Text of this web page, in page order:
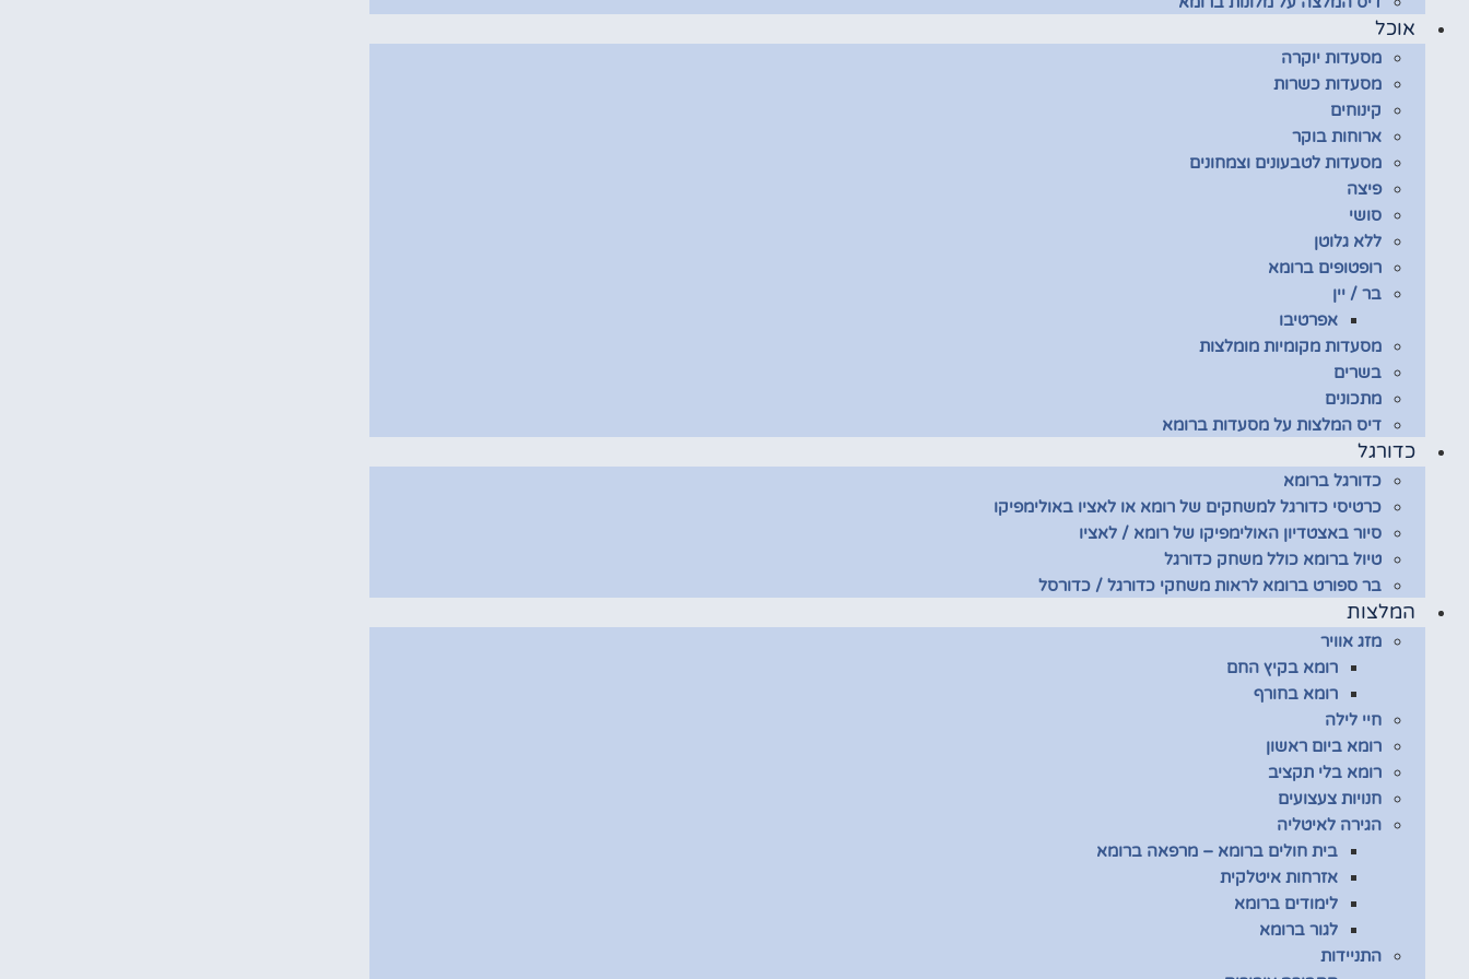
אוכל
מסעדות יוקרה
מסעדות כשרות
קינוחים
ארוחות בוקר
מסעדות לטבעונים וצמחונים
פיצה
סושי
ללא גלוטן
רופטופים ברומא
בר / יין
אפרטיבו
מסעדות מקומיות מומלצות
בשרים
מתכונים
דיס המלצות על מסעדות ברומא
כדורגל
כדורגל ברומא
כרטיסי כדורגל למשחקים של רומא או לאציו באולימפיקו
סיור באצטדיון האולימפיקו של רומא / לאציו
טיול ברומא כולל משחק כדורגל
בר ספורט ברומא לראות משחקי כדורגל / כדורסל
המלצות
מזג אוויר
רומא בקיץ החם
רומא בחורף
חיי לילה
רומא ביום ראשון
רומא בלי תקציב
חנויות צעצועים
הגירה לאיטליה
בית חולים ברומא – מרפאה ברומא
אזרחות איטלקית
לימודים ברומא
לגור ברומא
התניידות